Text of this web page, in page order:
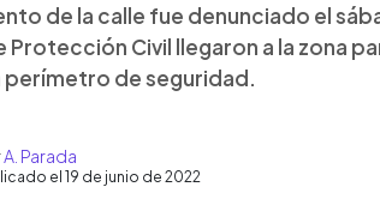
de la calle fue denunciado el
Protección Civil llegaron a la zona
perímetro de seguridad.
A. Parada
el 19 de junio de 2022